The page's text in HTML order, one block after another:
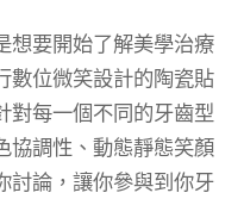
想要開始了解美學治療
數位微笑設計的陶瓷貼
對每一個不同的牙齒型
協調性、動態靜態笑顏
討論，讓你參與到你牙